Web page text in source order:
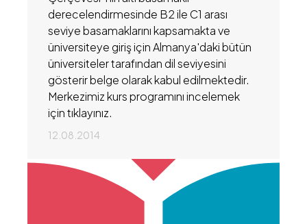
derecelendirmesinde B2 ile C1 arası
seviye basamaklarını kapsamakta ve
üniversiteye giriş için Almanya'daki bütün
üniversiteler tarafından dil seviyesini
gösterir belge olarak kabul edilmektedir.​
Merkezimiz kurs programını incelemek
için tıklayınız.
12.08.2014